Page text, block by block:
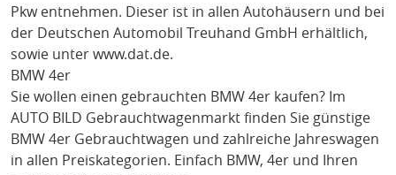
Pkw entnehmen. Dieser ist in allen Autohäusern und bei
der Deutschen Automobil Treuhand GmbH erhältlich,
sowie unter www.dat.de.
BMW 4er
Sie wollen einen gebrauchten BMW 4er kaufen? Im
AUTO BILD Gebrauchtwagenmarkt finden Sie günstige
BMW 4er Gebrauchtwagen und zahlreiche Jahreswagen
in allen Preiskategorien. Einfach BMW, 4er und Ihren